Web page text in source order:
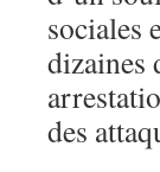
sociales
dizaines
des